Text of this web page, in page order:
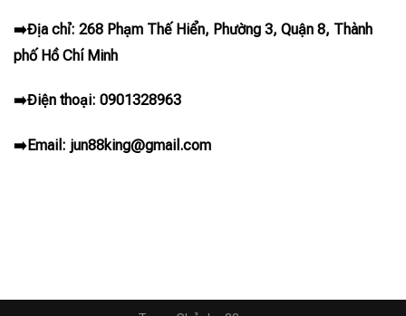
➡️Địa chỉ: 268 Phạm Thế Hiển, Phường 3, Quận 8, Thành
phố Hồ Chí Minh
➡️Điện thoại: 0901328963
➡️Email: jun88king@gmail.com